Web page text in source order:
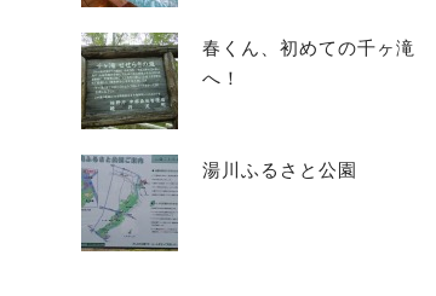
春くん、初めての千ヶ滝
へ！
湯川ふるさと公園